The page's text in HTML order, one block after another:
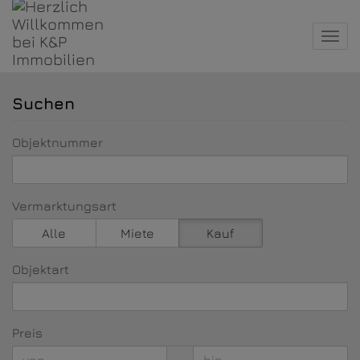
Suchen
Objektnummer
Vermarktungsart
Alle
Miete Kauf
Objektart
Preis